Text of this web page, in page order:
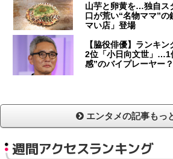
山芋と卵黄を…独自
口が荒い“名物ママ”
マい店」登場
【脇役俳優】ランキ
2位「小日向文世」…1
感”のバイプレーヤー？
エンタメの記事もっ
週間アクセスランキング